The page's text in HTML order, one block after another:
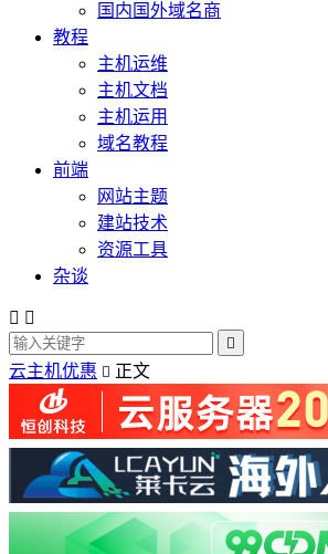
国内国外域名商
教程
主机运维
主机文档
主机运用
域名教程
前端
网站主题
建站技术
资源工具
杂谈
 

云主机优惠  正文